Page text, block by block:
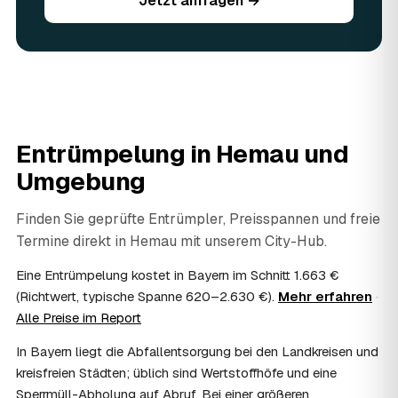
Sie vorhandene Wertsachen einfach in der Anfrage an.
AWL Zentrum vermittelt nur die Entrümpler und ersetzt
keine Steuerberatung — die konkrete Anrechnung klären
Sie mit Ihrem Finanzamt oder Steuerberater.
Kosten?
Im Einzelfall ist das möglich — etwa bei einer
Wohnungsauflösung im Rahmen von Sozialhilfe oder
einem vom Amt veranlassten Umzug. Wichtig: Den Antrag
stellen Sie vor Auftragserteilung beim zuständigen Amt
und holen die Kostenübernahme schriftlich ein. AWL
über die Kostenübernahme.
08 Bekomme ich einen Entsorgungsnachweis?
Entrümpelung in Hemau und
Umgebung
Finden Sie geprüfte Entrümpler, Preisspannen und freie
Termine direkt in Hemau mit unserem City-Hub.
Eine Entrümpelung kostet in Bayern im Schnitt 1.663 €
(Richtwert, typische Spanne 620–2.630 €). Mehr erfahren ·
Alle Preise im Report
In Bayern liegt die Abfallentsorgung bei den Landkreisen und
kreisfreien Städten; üblich sind Wertstoffhöfe und eine
Sperrmüll-Abholung auf Abruf. Bei einer größeren